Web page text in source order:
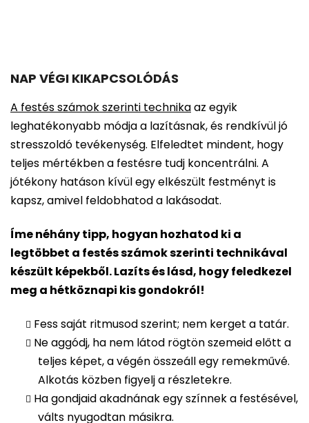
NAP VÉGI KIKAPCSOLÓDÁS
A festés számok szerinti technikaaz egyik
leghatékonyabb módja a lazításnak, és rendkívül jó
stresszoldó tevékenység. Elfeledtet mindent, hogy
teljes mértékben a festésre tudj koncentrálni. A
jótékony hatáson kívül egy elkészült festményt is
kapsz, amivel feldobhatod a lakásodat.
Íme néhány tipp, hogyan hozhatod ki a
legtöbbet a festés számok szerinti technikával
készült képekből. Lazíts és lásd, hogy feledkezel
meg a hétköznapi kis gondokról!
Fess saját ritmusod szerint; nem kerget a tatár.
Ne aggódj, ha nem látod rögtön szemeid előtt a
teljes képet, a végén összeáll egy remekművé.
Alkotás közben figyelj a részletekre.
Ha gondjaid akadnának egy színnek a festésével,
válts nyugodtan másikra.